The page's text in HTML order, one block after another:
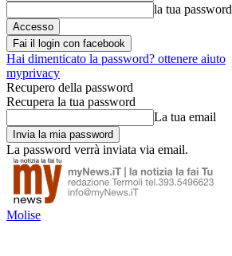
la tua password
Fai il login con facebook
Hai dimenticato la password? ottenere aiuto
myprivacy
Recupero della password
Recupera la tua password
La tua email
La password verrà inviata via email.
Molise